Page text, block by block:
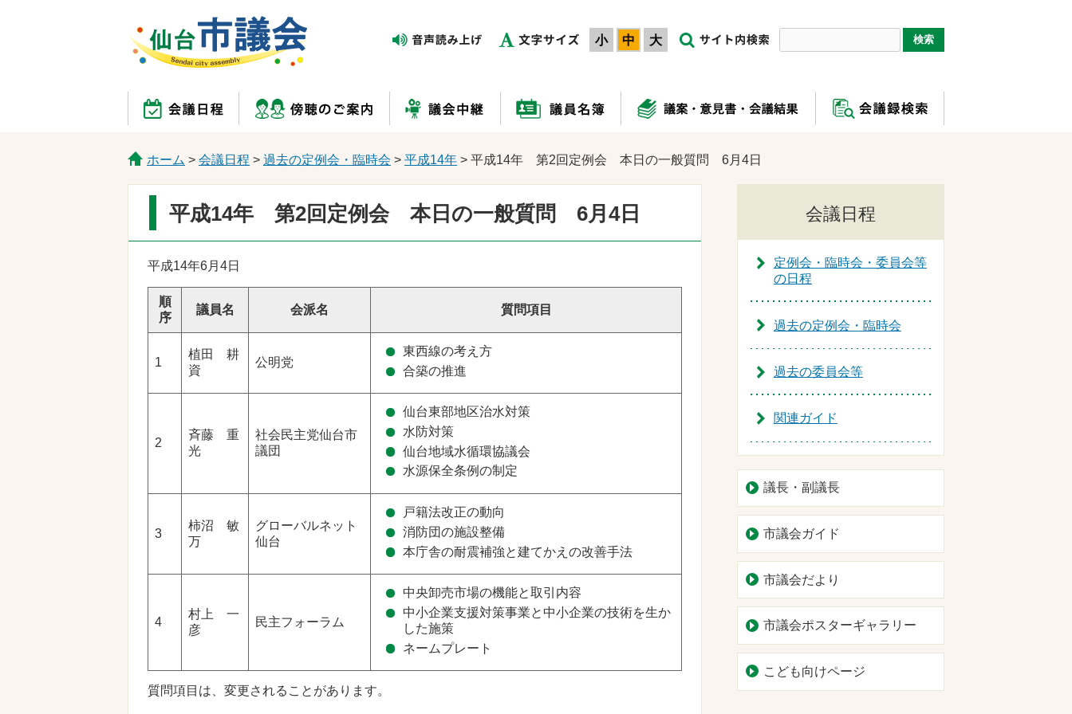
小 中 大
ホーム > 会議日程 > 過去の定例会・臨時会 > 平成14年 > 平成14年 第2回定例会 本日の一般質問 6月4日
平成14年 第2回定例会 本日の一般質問 6月4日
平成14年6月4日
順
序
議員名 会派名 質問項目
1
植田 耕
資
公明党
東西線の考え方
合築の推進
2
斉藤 重
光
社会民主党仙台市
議団
仙台東部地区治水対策
水防対策
仙台地域水循環協議会
水源保全条例の制定
3
柿沼 敏
万
グローバルネット
仙台
戸籍法改正の動向
消防団の施設整備
本庁舎の耐震補強と建てかえの改善手法
4
村上 一
彦
民主フォーラム
中央卸売市場の機能と取引内容
中小企業支援対策事業と中小企業の技術を生か
した施策
ネームプレート
質問項目は、変更されることがあります。
会議日程
定例会・臨時会・委員会等
の日程
過去の定例会・臨時会
過去の委員会等
関連ガイド
議長・副議長
市議会ガイド
市議会だより
市議会ポスターギャラリー
こども向けページ